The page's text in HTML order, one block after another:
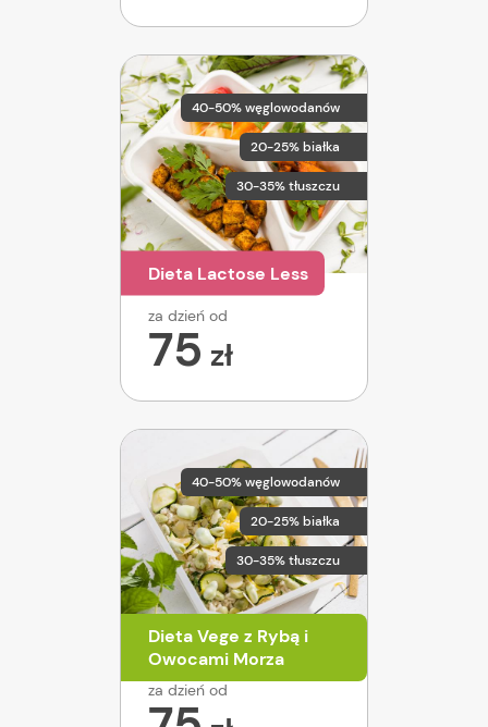
40-50% węglowodanów
20-25% białka
30-35% tłuszczu
Dieta Lactose Less
za dzień od
75 zł
40-50% węglowodanów
20-25% białka
30-35% tłuszczu
Dieta Vege z Rybą i
Owocami Morza
za dzień od